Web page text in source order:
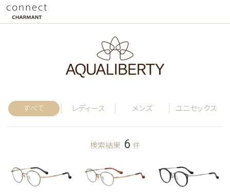
すべて レディース メンズ ユニセックス
検索結果 6 件